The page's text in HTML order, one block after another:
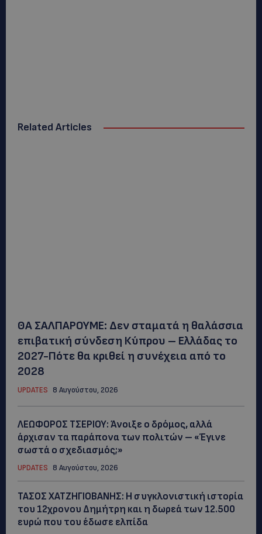
Related Articles
ΘΑ ΣΑΛΠΑΡΟΥΜΕ: Δεν σταματά η θαλάσσια
επιβατική σύνδεση Κύπρου – Ελλάδας το
2027-Πότε θα κριθεί η συνέχεια από το
2028
UPDATES 8 Αυγούστου, 2026
ΛΕΩΦΟΡΟΣ ΤΣΕΡΙΟΥ: Άνοιξε ο δρόμος, αλλά
άρχισαν τα παράπονα των πολιτών – «Έγινε
σωστά ο σχεδιασμός;»
UPDATES 8 Αυγούστου, 2026
ΤΑΣΟΣ ΧΑΤΖΗΓΙΟΒΑΝΗΣ: Η συγκλονιστική ιστορία
του 12χρονου Δημήτρη και η δωρεά των 12.500
ευρώ που του έδωσε ελπίδα